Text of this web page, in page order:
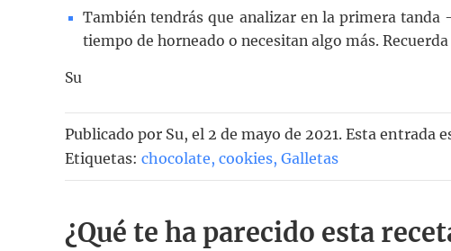
También tendrás que analizar en la primera
tiempo de horneado o necesitan algo más.
Su
Publicado por Su, el 2 de mayo de 2021. Esta entrada
Etiquetas: chocolate, cookies, Galletas
¿Qué te ha parecido esta